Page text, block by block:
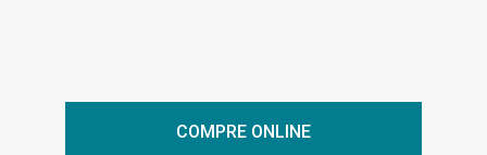
COMPRE ONLINE